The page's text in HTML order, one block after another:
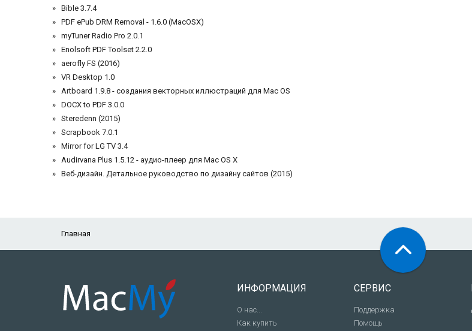
Bible 3.7.4
PDF ePub DRM Removal - 1.6.0 (MacOSX)
myTuner Radio Pro 2.0.1
Enolsoft PDF Toolset 2.2.0
aerofly FS (2016)
VR Desktop 1.0
Artboard 1.9.8 - создания векторных иллюстраций для Mac OS
DOCX to PDF 3.0.0
Steredenn (2015)
Scrapbook 7.0.1
Mirror for LG TV 3.4
Audirvana Plus 1.5.12 - аудио-плеер для Mac OS X
Веб-дизайн. Детальное руководство по дизайну сайтов (2015)
Главная
ИНФОРМАЦИЯ
О нас...
Как купить
СЕРВИС
Поддержка
Помощь